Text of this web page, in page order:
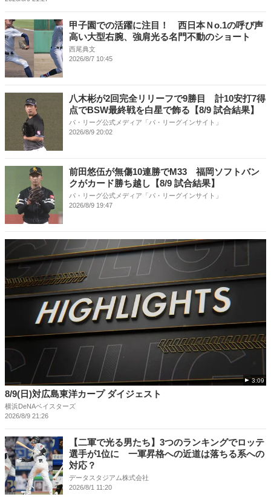
甲子園での活躍に注目！ 西日本Ｎo.1の呼び声
高い大型右腕、強肩光る名門不動のショート
西尾典文
2026/8/7 10:45
八木彬が2回完全リリーフで9勝目 計10安打7得
点でBSW最終戦を白星で飾る【8/9 試合結果】
パ・リーグ公式メディア「パ・リーグインサイト」
2026/8/9 20:02
前田悠伍が無傷10連勝でM33 福岡ソフトバン
クがカード勝ち越し【8/9 試合結果】
パ・リーグ公式メディア「パ・リーグインサイト」
2026/8/9 19:47
3:09
8/9(日)対広島東洋カープ ダイジェスト
横浜DeNAベイスターズ
2026/8/9 21:26
【二軍で光る男たち】3つのランキングでロッテ
選手が1位に 一軍昇格への近道は落ちる系への
対応？
データスタジアム株式会社
2026/8/1 11:20